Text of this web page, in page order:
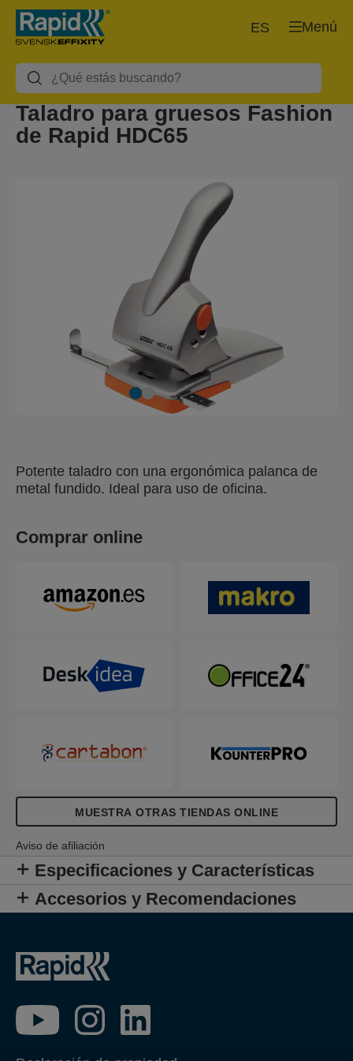
Menú
ES
Taladro para gruesos Fashion
de Rapid HDC65
Potente taladro con una ergonómica palanca de
metal fundido. Ideal para uso de oficina.
Comprar online
MUESTRA OTRAS TIENDAS ONLINE
Aviso de afiliación
Especificaciones y Características
Accesorios y Recomendaciones